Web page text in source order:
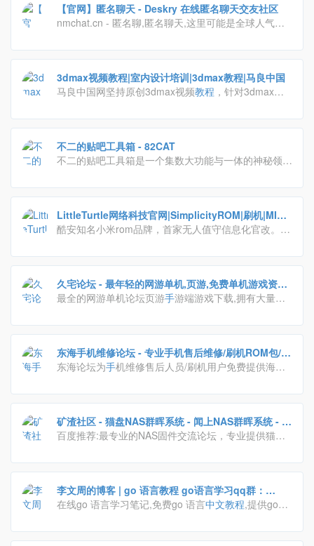
【官网】匿名聊天 - Deskry 在线匿名聊天交友社区
nmchat.cn - 匿名聊,匿名聊天,这里可能是全球人气最
虚拟恋人、建房群聊、私聊皆可,无需注册即可匿名畅
3dmax视频教程|室内设计培训|3dmax教程|马良中国
马良中国网坚持原创3dmax视频教程 ，针对3dmax软
建模，室内设计培训，3d培训，效果图设计。老师从
经验，通过室内设计培训培养大批室内设计师、建模
师、绘图员，为3d设计水平提高和室内设计效果图行
不二的贴吧工具箱 - 82CAT
不二的贴吧工具箱是一个集数大功能与一体的神秘领
帮手。
LittleTurtle网络科技官网|SimplicityROM|刷机|MIUI
官改|乌堆小透明
酷安知名小米rom品牌，首家无人值守信息化官改。始
久宅论坛 - 最年轻的网游单机,页游,免费单机游戏资源
分享的论坛,只为分享快乐 - 久宅网
最全的网游单机论坛页游手游端游戏下载,拥有大量网
GM工具修改及使用教程.
东海手机维修论坛 - 专业手机售后维修/刷机ROM包/教
程/图纸
东海论坛为手机维修售后人员/刷机用户免费提供海量
图纸、提供手机售后维修所需各类工具和教程资料，一
员，ROM开发者，APP开发者提供交流、学习、分享
各种手机维修相关技术、方法、经验的论坛。
矿渣社区 - 猫盘NAS群晖系统 - 闻上NAS群晖系统 - 软
路由系统 - qnap 威联通 - Powered by Discuz!
百度推荐:最专业的NAS固件交流论坛，专业提供猫盘
李文周的博客 | go 语言教程 go语言学习qq群：
645090316 微信公众号：李文周
在线go 语言学习笔记,免费go 语言中文教程,提供go入